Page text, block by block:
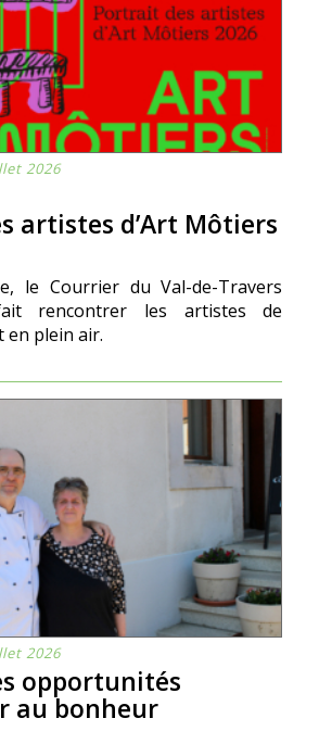
2026
artistes d’Art Môtiers
le Courrier du Val-de-Travers
rencontrer les artistes de
en plein air.
2026
opportunités
au bonheur